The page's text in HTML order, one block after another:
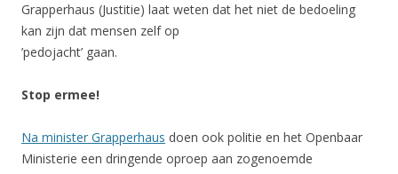
Grapperhaus (Justitie) laat weten dat het niet de bedoeling
kan zijn dat mensen zelf op
’pedojacht’ gaan.
Stop ermee!
Na minister Grapperhaus doen ook politie en het Openbaar
Ministerie een dringende oproep aan zogenoemde